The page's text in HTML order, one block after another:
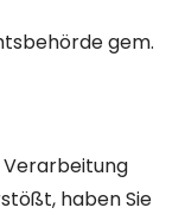
gem.
Verarbeitung
haben Sie